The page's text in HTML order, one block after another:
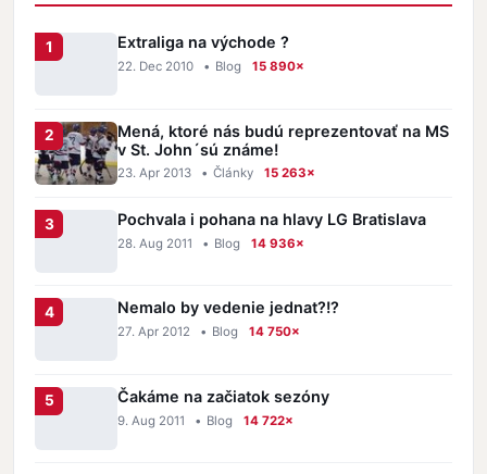
Extraliga na východe ?
22. Dec 2010 • Blog 15 890×
Mená, ktoré nás budú reprezentovať na MS
v St. John´sú známe!
23. Apr 2013 • Články 15 263×
Pochvala i pohana na hlavy LG Bratislava
28. Aug 2011 • Blog 14 936×
Nemalo by vedenie jednat?!?
27. Apr 2012 • Blog 14 750×
Čakáme na začiatok sezóny
9. Aug 2011 • Blog 14 722×